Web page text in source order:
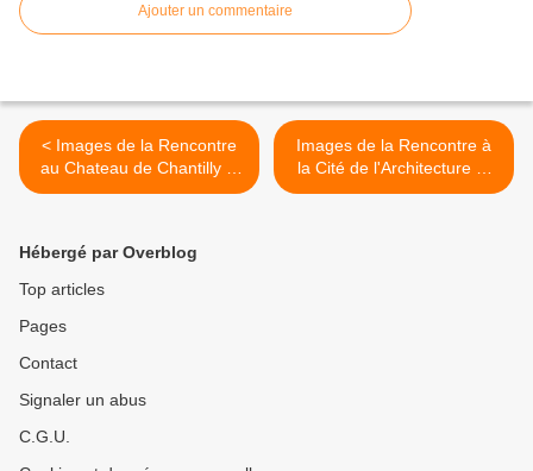
Ajouter un commentaire
< Images de la Rencontre
au Chateau de Chantilly le
10 mai 2019
Images de la Rencontre à
la Cité de l'Architecture et
du Patrimoine à Paris le 9
Hébergé par Overblog
Top articles
Pages
Contact
Signaler un abus
C.G.U.